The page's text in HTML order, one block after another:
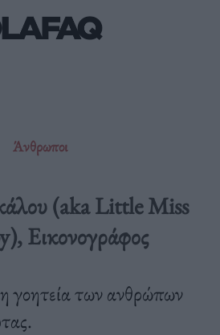
Άνθρωποι
(aka Little Miss
Εικονογράφος
των ανθρώπων